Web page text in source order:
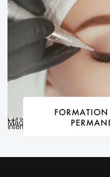
Maquillage permanent Liner
Cursus « Liner » pour
intensive le travail de cette